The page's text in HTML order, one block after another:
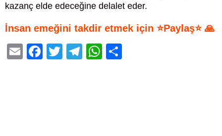
kazanç elde edeceğine delalet eder.
İnsan emeğini takdir etmek için ⭐Paylaş⭐ 🙏
E
F
T
T
W